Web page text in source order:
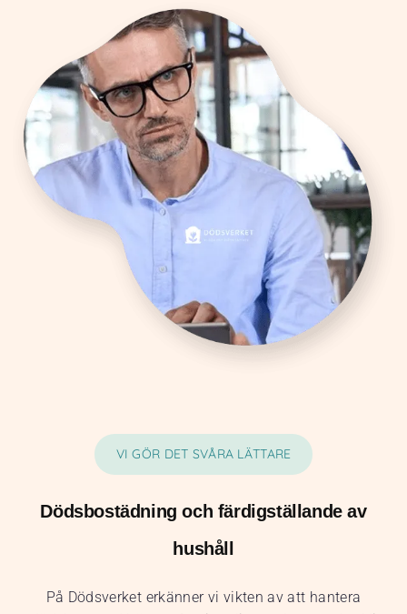
VI GÖR DET SVÅRA LÄTTARE
Dödsbostädning och färdigställande av
hushåll
På Dödsverket erkänner vi vikten av att hantera